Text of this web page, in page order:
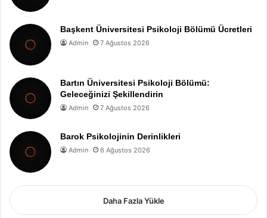
Başkent Üniversitesi Psikoloji Bölümü Ücretleri
Admin 7 Ağustos 2026
Bartın Üniversitesi Psikoloji Bölümü:
Geleceğinizi Şekillendirin
Admin 7 Ağustos 2026
Barok Psikolojinin Derinlikleri
Admin 6 Ağustos 2026
Daha Fazla Yükle